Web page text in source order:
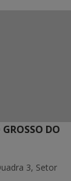
DO
3, Setor